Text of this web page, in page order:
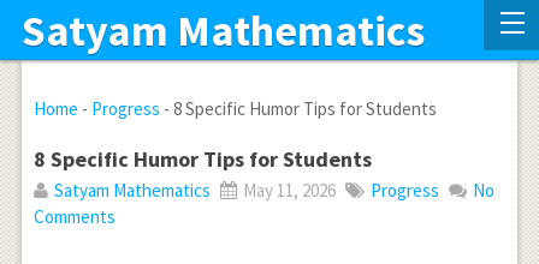
Satyam Mathematics
Home - Progress - 8 Specific Humor Tips for Students
8 Specific Humor Tips for Students
Satyam Mathematics May 11, 2026 Progress
No
Comments